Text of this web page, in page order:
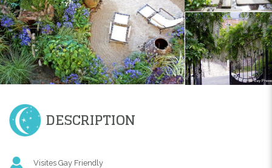
DESCRIPTION
Visites Gay Friendly